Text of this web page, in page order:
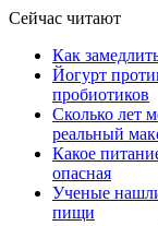
Сейчас читают
Как
Йогурт
пробиотиков
Сколько лет
реальный
Какое
опасная
Ученые
пищи